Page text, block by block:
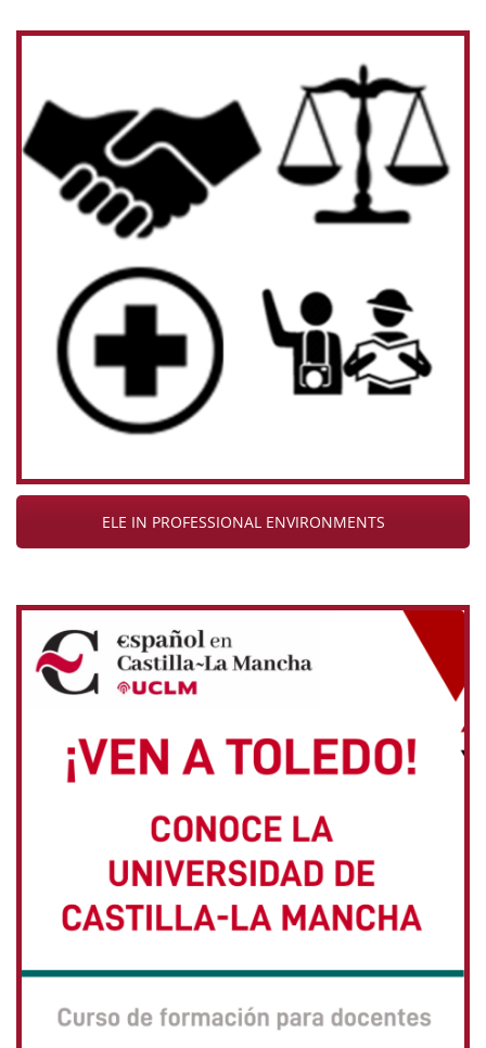
ELE IN PROFESSIONAL ENVIRONMENTS